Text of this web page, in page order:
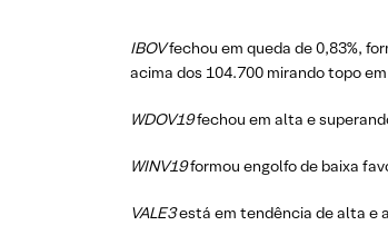
IBOVfechou em queda de 0,83%,
acima dos 104.700 mirando topo
WDOV19fechou em alta e
WINV19formou engolfo de baixa
VALE3está em tendência de alta e